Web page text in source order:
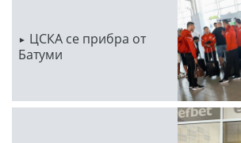
ЦСКА се прибра от
Батуми